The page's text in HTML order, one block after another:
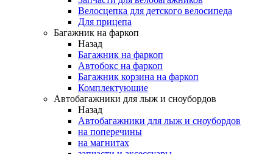
Велосцепка для детского велосипеда
Для прицепа
Багажник на фаркоп
Назад
Багажник на фаркоп
Автобокс на фаркоп
Багажник корзина на фаркоп
Комплектующие
Автобагажники для лыж и сноубордов
Назад
Автобагажники для лыж и сноубордов
на поперечины
на магнитах